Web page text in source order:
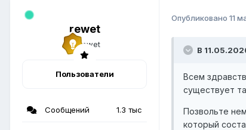
rewet
Пользователи
Сообщений 1.3 тыс
Опубликовано 11
В
Всем
существует
Позвольте
который